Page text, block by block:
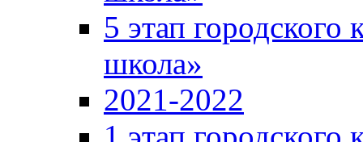
5 этап городского
школа»
2021-2022